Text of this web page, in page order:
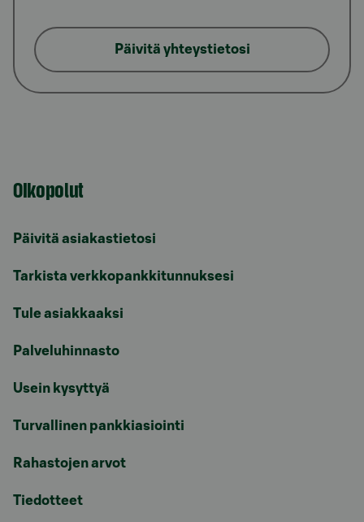
Päivitä yhteystietosi
Oikopolut
Päivitä asiakastietosi
Tarkista verkkopankkitunnuksesi
Tule asiakkaaksi
Palveluhinnasto
Usein kysyttyä
Turvallinen pankkiasiointi
Rahastojen arvot
Tiedotteet